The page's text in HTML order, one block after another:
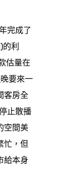
完成了
利
估量在
晚要來一
客房全
止散播
空間美
忙，但
給本身